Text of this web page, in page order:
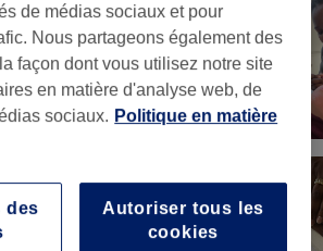
de médias sociaux et pour
Nous partageons également des
façon dont vous utilisez notre site
en matière d'analyse web, de
sociaux. Politique en matière
Autoriser tous les
cookies
des